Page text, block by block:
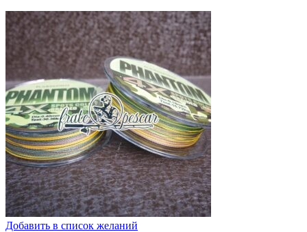
Добавить в список желаний